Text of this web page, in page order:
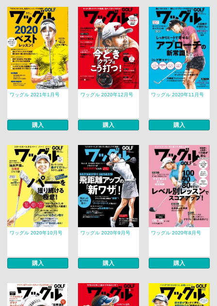
ワッグル 2021年1月号
購入
ワッグル 2020年12月号
購入
ワッグル 2020年11月号
購入
ワッグル 2020年10月号
購入
ワッグル 2020年9月号
購入
ワッグル 2020年8月号
購入